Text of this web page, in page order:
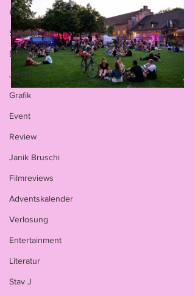
Korea
Subjektivität
Drink-In
Jan Pulfer
Grafik
Event
Review
Janik Bruschi
Filmreviews
Adventskalender
Verlosung
Entertainment
Literatur
Stav J